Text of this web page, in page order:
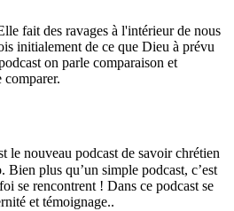
fait des ravages à l'intérieur de nous
initialement de ce que Dieu à prévu
on parle comparaison et
comparer.
le nouveau podcast de savoir chrétien
Bien plus qu’un simple podcast, c’est
se rencontrent ! Dans ce podcast se
et témoignage..